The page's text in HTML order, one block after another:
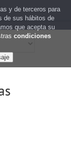
y de terceros para
de sus hábitos de
que acepta su
condiciones